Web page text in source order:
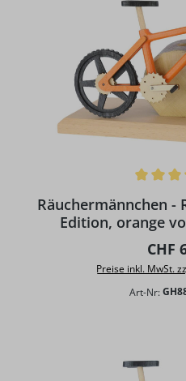
Räuchermännchen -
Edition, orange
CHF
Preise inkl. MwSt.
Art-Nr: